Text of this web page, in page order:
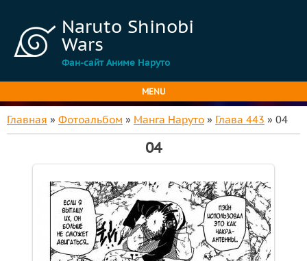
Naruto Shinobi
Wars
Фан-сайт Аниме Наруто
MENU
Главная » Фотоальбом » Манга Наруто » Глава 443 » 04
04